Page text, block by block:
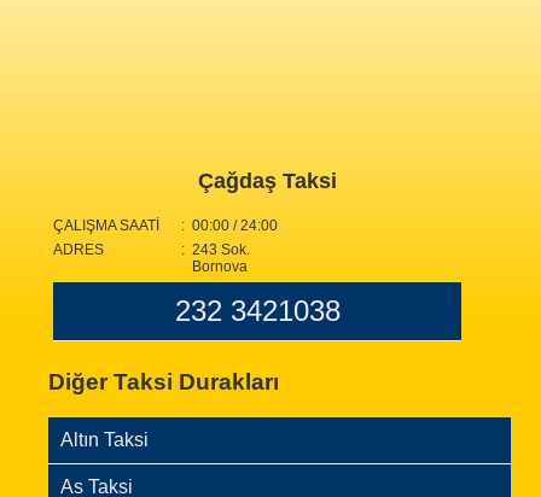
Çağdaş Taksi
ÇALIŞMA SAATİ
: 00:00 / 24:00
ADRES
: 243 Sok.
Bornova
232 3421038
Diğer Taksi Durakları
Altın Taksi
As Taksi